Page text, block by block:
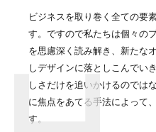
ビジネスを取り巻く全ての要
す。ですので私たちは個々の
を思慮深く読み解き、新たな
しデザインに落としこんでい
しさだけを追いかけるのでは
に焦点をあてる手法によって
す。